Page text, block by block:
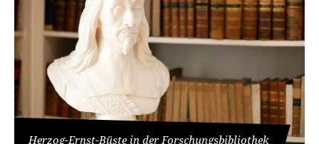
Herzog-Ernst-Büste in der Forschungsbibliothek